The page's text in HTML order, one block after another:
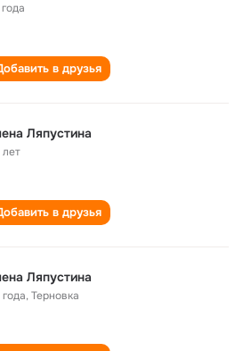
в друзья
Ляпустина
лет
в друзья
Ляпустина
,Терновка